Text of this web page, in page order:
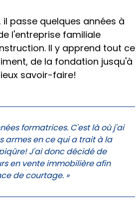
passe quelques années à
l'entreprise familiale
Il y apprend tout ce
de la fondation jusqu'à
savoir-faire!
formatrices. C'est là où j'ai
armes en ce qui a trait à la
J'ai donc décidé de
en vente immobilière afin
de courtage. »